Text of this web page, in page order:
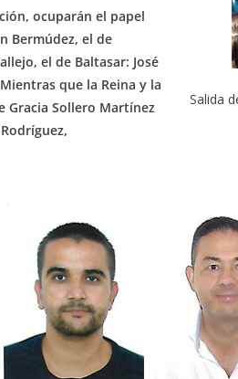
Salida
ocuparán el papel
Bermúdez, el de
el de Baltasar: José
que la Reina y la
Gracia Sollero Martínez